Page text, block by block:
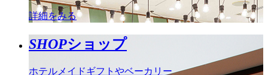
詳細をみる
SHOPショップ
ホテルメイドギフトやベーカリー